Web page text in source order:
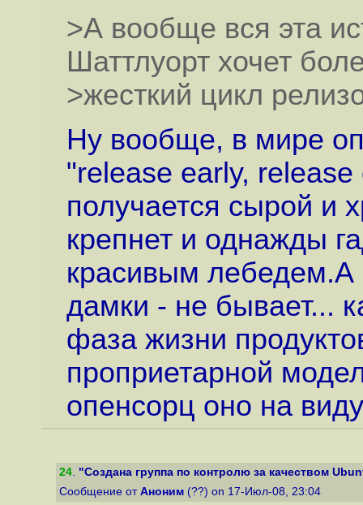
>А вообще вся эта
Шаттлуорт хочет
>жесткий цикл
Ну вообще, в мире
"release early,
получается сырой и
крепнет и однажды
красивым лебедем.А
дамки - не бывает...
фаза жизни
проприетарной
опенсорц оно на
24. "Создана группа по контролю за качеством
Сообщение от Аноним (??) on 17-Июл-08, 23:04